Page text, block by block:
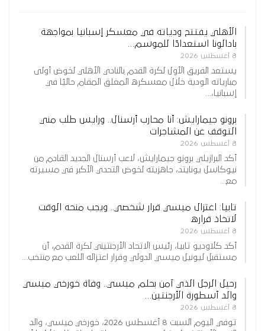
الأهلي يفتتح ودياته في معسكر إسبانيا بمواجهة
بادالونا استعدادًا للموسم…
8 أغسطس 2026
يستعد الفريق الأول لكرة القدم بالنادي الأهلي لخوض أولى
مبارياته الودية خلال معسكره المغلق المقام حاليًا في
إسبانيا،…
برونو جيمارايش: أنا محارب أرسنال.. ورايس طلب مني
التوقف عن المشاجرات
8 أغسطس 2026
أكد البرازيلي برونو جيمارايش، لاعب أرسنال الجديد القادم من
نيوكاسل يونايتد، جاهزيته لخوض التحدي الأكبر في مسيرته
مع…
تابيا: اعتزال ميسي قرار شخصي.. ويجب منحه الوقت
لاتخاذ قراره
8 أغسطس 2026
أكد كلاوديو تابيا، رئيس الاتحاد الأرجنتيني لكرة القدم، أن
مستقبل ليونيل ميسي الدولي وقرار اعتزاله اللعب مع منتخب…
رحيل الرجل الذي آمن بحلم ميسي.. وفاة خورخي ميسي
والد أسطورة الأرجنتين…
8 أغسطس 2026
توفي اليوم السبت 8 أغسطس 2026، خورخي ميسي، والد